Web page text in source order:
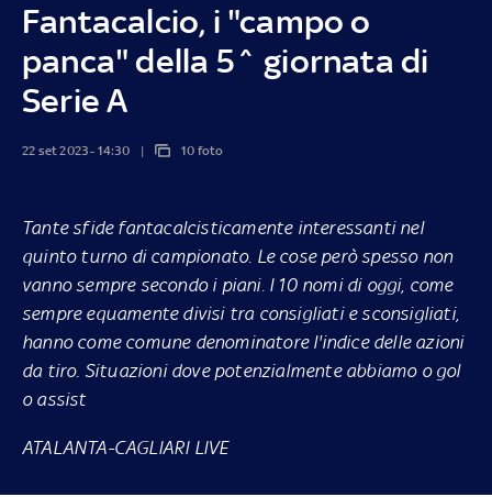
Fantacalcio, i "campo o
panca" della 5^ giornata di
Serie A
22 set 2023 - 14:30 10 foto
Tante sfide fantacalcisticamente interessanti nel
quinto turno di campionato. Le cose però spesso non
vanno sempre secondo i piani. I 10 nomi di oggi, come
sempre equamente divisi tra consigliati e sconsigliati,
hanno come comune denominatore l'indice delle azioni
da tiro. Situazioni dove potenzialmente abbiamo o gol
o assist
ATALANTA-CAGLIARI LIVE